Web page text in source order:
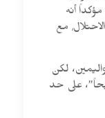
أنه
يسعى لإنهاء الحرب وفق شروط يحددها الاحتلال٬ مع
لكن
على حد